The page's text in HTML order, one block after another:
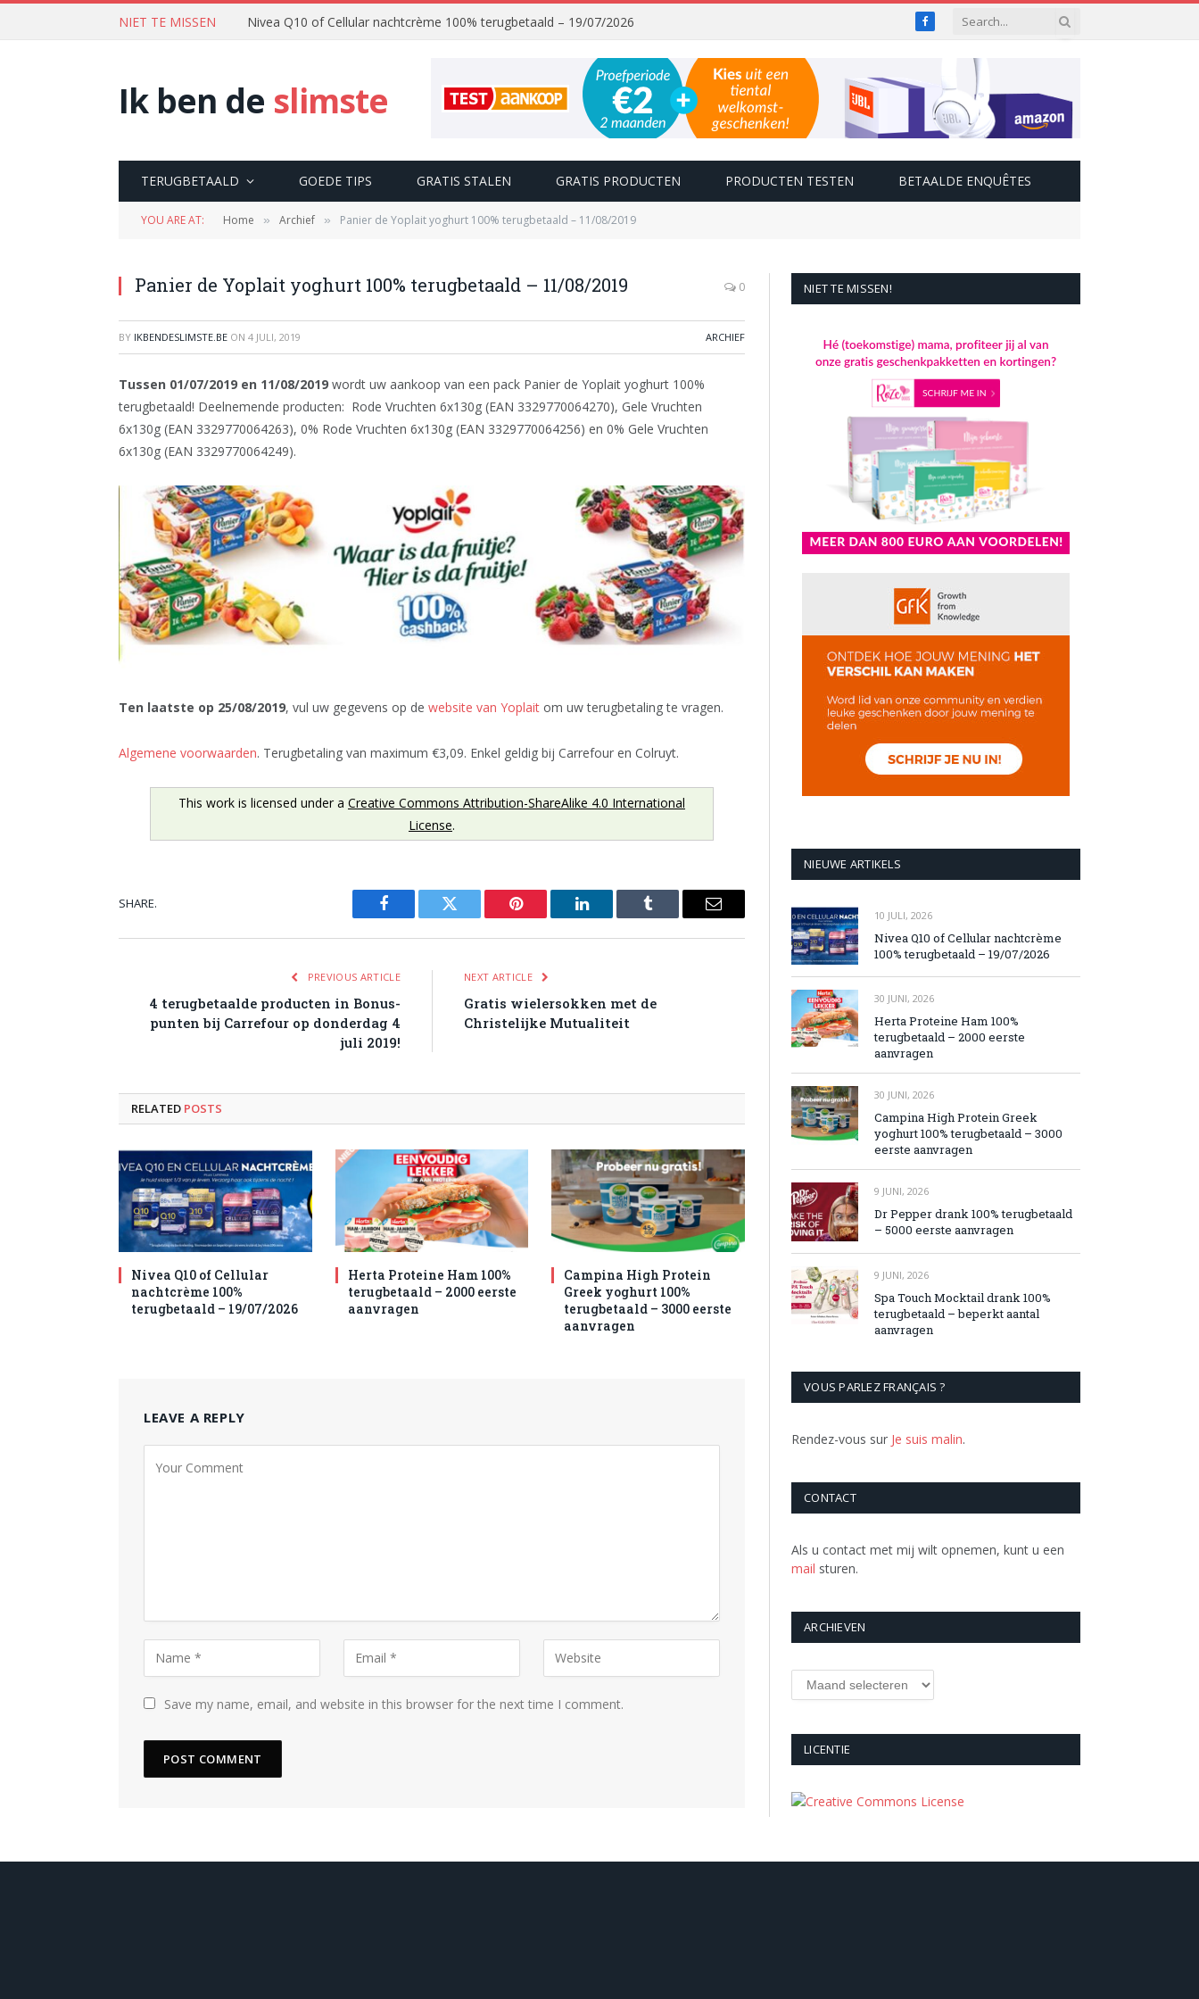
NIET TE MISSEN Nivea Q10 of Cellular nachtcrème 100% terugbetaald – 19/07/2026 Facebook
Ik ben de slimste
TERUGBETAALD GOEDE TIPS GRATIS STALEN GRATIS PRODUCTEN PRODUCTEN TESTEN BETAALDE ENQUÊTES
YOU ARE AT: Home » Archief » Panier de Yoplait yoghurt 100% terugbetaald – 11/08/2019
Panier de Yoplait yoghurt 100% terugbetaald – 11/08/2019 0
BY IKBENDESLIMSTE.BE ON 4 JULI, 2019 ARCHIEF
Tussen 01/07/2019 en 11/08/2019 wordt uw aankoop van een pack Panier de Yoplait yoghurt 100%
terugbetaald! Deelnemende producten: Rode Vruchten 6x130g (EAN 3329770064270), Gele Vruchten
6x130g (EAN 3329770064263), 0% Rode Vruchten 6x130g (EAN 3329770064256) en 0% Gele Vruchten
6x130g (EAN 3329770064249).
Ten laatste op 25/08/2019, vul uw gegevens op de website van Yoplait om uw terugbetaling te vragen.
Algemene voorwaarden. Terugbetaling van maximum €3,09. Enkel geldig bij Carrefour en Colruyt.
This work is licensed under a Creative Commons Attribution-ShareAlike 4.0 International
License.
SHARE.
Facebook Twitter Pinterest LinkedIn Tumblr Email
PREVIOUS ARTICLE
4 terugbetaalde producten in Bonus-
punten bij Carrefour op donderdag 4
juli 2019!
NEXT ARTICLE
Gratis wielersokken met de
Christelijke Mutualiteit
RELATED POSTS
Nivea Q10 of Cellular
nachtcrème 100%
terugbetaald – 19/07/2026
Herta Proteine Ham 100%
terugbetaald – 2000 eerste
aanvragen
Campina High Protein
Greek yoghurt 100%
terugbetaald – 3000 eerste
aanvragen
LEAVE A REPLY
Save my name, email, and website in this browser for the next time I comment.
NIET TE MISSEN!
NIEUWE ARTIKELS
10 JULI, 2026
Nivea Q10 of Cellular nachtcrème
100% terugbetaald – 19/07/2026
30 JUNI, 2026
Herta Proteine Ham 100%
terugbetaald – 2000 eerste
aanvragen
30 JUNI, 2026
Campina High Protein Greek
yoghurt 100% terugbetaald – 3000
eerste aanvragen
9 JUNI, 2026
Dr Pepper drank 100% terugbetaald
– 5000 eerste aanvragen
9 JUNI, 2026
Spa Touch Mocktail drank 100%
terugbetaald – beperkt aantal
aanvragen
VOUS PARLEZ FRANÇAIS ?
Rendez-vous sur Je suis malin.
CONTACT
Als u contact met mij wilt opnemen, kunt u een
mail sturen.
ARCHIEVEN
LICENTIE